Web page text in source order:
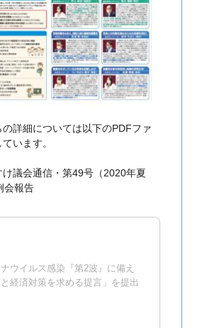
の詳細については以下のPDFファ
います。
け議会通信・第49号（2020年夏
会報告
ナウイルス感染『第2波』に備え
経済対策を求める提言」を提出